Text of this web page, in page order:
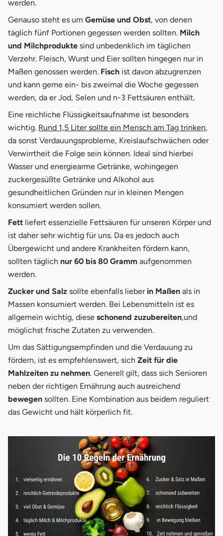
werden.
Genauso steht es um Gemüse und Obst, von denen
täglich fünf Portionen gegessen werden sollten. Milch
und Milchprodukte sind unbedenklich im täglichen
Verzehr. Fleisch, Wurst und Eier sollten hingegen nur in
Maßen genossen werden. Fisch ist davon abzugrenzen
und kann gerne ein- bis zweimal die Woche gegessen
werden, da er Jod, Selen und n-3 Fettsäuren enthält.
Eine reichliche Flüssigkeitsaufnahme ist besonders
wichtig. Rund 1,5 Liter sollte ein Mensch am Tag trinken,
da sonst Verdauungsprobleme, Kreislaufschwächen oder
Verwirrtheit die Folge sein können. Ideal sind hierbei
Wasser und energiearme Getränke, wohingegen
zuckergesüßte Getränke und Alkohol aus
gesundheitlichen Gründen nur in kleinen Mengen
konsumiert werden sollen.
Fett liefert essenzielle Fettsäuren für unseren Körper und
ist daher sehr wichtig für uns. Da es jedoch auch
Übergewicht und andere Krankheiten fördern kann,
sollten täglich nur 60 bis 80 Gramm aufgenommen
werden.
Zucker und Salz sollte ebenfalls lieber in Maßen als in
Massen konsumiert werden. Bei Lebensmitteln ist es
allgemein wichtig, diese schonend zuzubereiten,und
möglichst frische Zutaten zu verwenden.
Um das Sättigungsempfinden und die Verdauung zu
fördern, ist es empfehlenswert, sich Zeit für die
Mahlzeiten zu nehmen. Generell gilt, dass sich Senioren
neben der richtigen Ernährung auch ausreichend
bewegen sollten. Eine Kombination aus beidem reguliert
das Gewicht und hält körperlich fit.